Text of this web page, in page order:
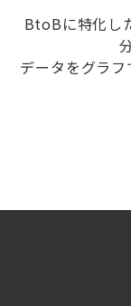
BtoBに特化し
データをグラ